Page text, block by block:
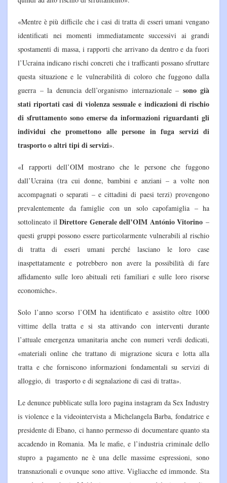
«Mentre è più difficile che i casi di tratta di esseri umani vengano
identificati nei momenti immediatamente successivi ai grandi
spostamenti di massa, i rapporti che arrivano da dentro e da fuori
l’Ucraina indicano rischi concreti che i trafficanti possano sfruttare
questa situazione e le vulnerabilità di coloro che fuggono dalla
guerra – la denuncia dell’organismo internazionale – sono già
stati riportati casi di violenza sessuale e indicazioni di rischio
di sfruttamento sono emerse da informazioni riguardanti gli
individui che promettono alle persone in fuga servizi di
trasporto o altri tipi di servizi».
«I rapporti dell’OIM mostrano che le persone che fuggono
dall’Ucraina (tra cui donne, bambini e anziani – a volte non
accompagnati o separati – e cittadini di paesi terzi) provengono
prevalentemente da famiglie con un solo capofamiglia – ha
sottolineato ilDirettore Generale dell’OIM António Vitorino –
questi gruppi possono essere particolarmente vulnerabili al rischio
di tratta di esseri umani perché lasciano le loro case
inaspettatamente e potrebbero non avere la possibilità di fare
affidamento sulle loro abituali reti familiari e sulle loro risorse
economiche».
Solo l’anno scorso l’OIM ha identificato e assistito oltre 1000
vittime della tratta e si sta attivando con interventi durante
l’attuale emergenza umanitaria anche con numeri verdi dedicati,
«materiali online che trattano di migrazione sicura e lotta alla
tratta e che forniscono informazioni fondamentali su servizi di
alloggio, di trasporto e di segnalazione di casi di tratta».
Le denunce pubblicate sulla loro pagina instagram da Sex Industry
is violence e la videointervista a Michelangela Barba, fondatrice e
presidente di Ebano, ci hanno permesso di documentare quanto sta
accadendo in Romania. Ma le mafie, e l’industria criminale dello
stupro a pagamento ne è una delle massime espressioni, sono
transnazionali e ovunque sono attive. Vigliacche ed immonde. Sta